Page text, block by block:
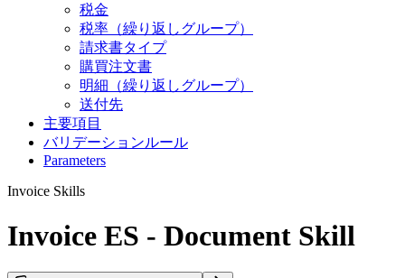
税金
税率（繰り返しグループ）
請求書タイプ
購買注文書
明細（繰り返しグループ）
送付先
主要項目
バリデーションルール
Parameters
Invoice Skills
Invoice ES - Document Skill